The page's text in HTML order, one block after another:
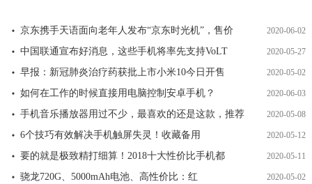
京东携手天语面向老年人发布“京东时光机”，售价 2020-06-02
中国联通宣布好消息，这些手机将率先支持VoLT 2020-05-27
早报：新冠肺炎治疗药获批上市小米10今日开售 2020-05-02
如何在工作的时候直接用电脑控制安卓手机？ 2020-06-03
手机音乐播放器用过不少，最喜欢的还是这款，推荐 2020-05-08
6个技巧有效解决手机触屏失灵！收藏备用 2020-05-12
要的就是极致精打细算！2018十大性价比手机都 2020-05-11
骁龙720G、5000mAh电池、高性价比：红 2020-05-02